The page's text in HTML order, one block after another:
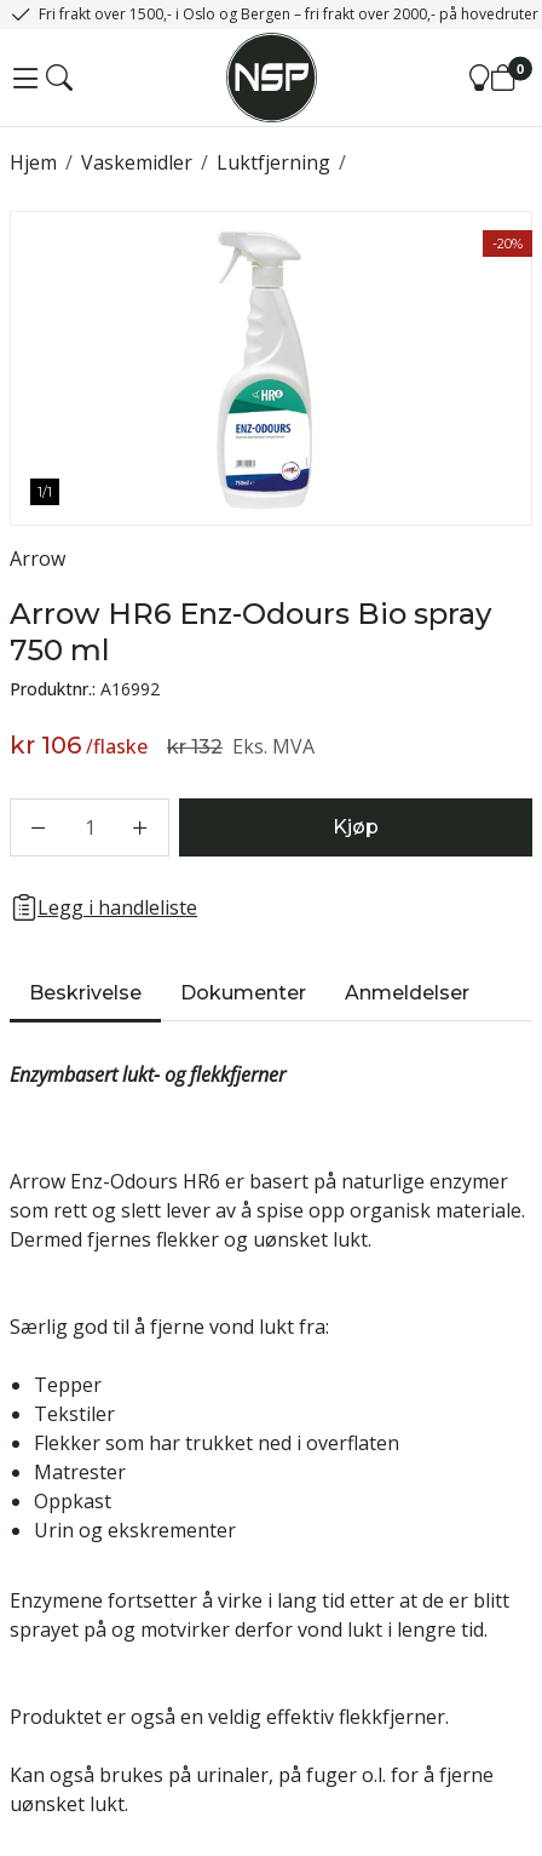
Fri frakt over 1500,- i Oslo og Bergen – fri frakt over 2000,- på
0
/
Hjem /
Vaskemidler /
Luktfjerning
1/1
-20%
Arrow
Arrow HR6 Enz-Odours Bio spray
750 ml
Produktnr.: A16992
kr 106/flaske kr 132 Eks. MVA
1 Kjøp
Legg i handleliste
Beskrivelse Dokumenter Anmeldelser
Enzymbasert lukt- og flekkfjerner
Arrow Enz-Odours HR6 er basert på naturlige enzymer
som rett og slett lever av å spise opp organisk materiale.
Dermed fjernes flekker og uønsket lukt.
Særlig god til å fjerne vond lukt fra:
Tepper
Tekstiler
Flekker som har trukket ned i overflaten
Matrester
Oppkast
Urin og ekskrementer
Enzymene fortsetter å virke i lang tid etter at de er blitt
sprayet på og motvirker derfor vond lukt i lengre tid.
Produktet er også en veldig effektiv flekkfjerner.
Kan også brukes på urinaler, på fuger o.l. for å fjerne
uønsket lukt.